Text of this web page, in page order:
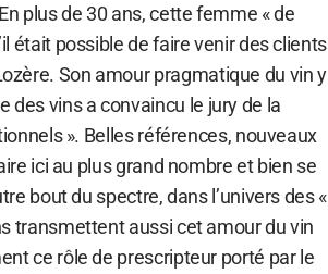
plus de 30 ans, cette femme « de
était possible de faire venir des clients
Son amour pragmatique du vin y
des vins a convaincu le jury de la
». Belles références, nouveaux
ici au plus grand nombre et bien se
bout du spectre, dans l’univers des «
transmettent aussi cet amour du vin
ce rôle de prescripteur porté par le